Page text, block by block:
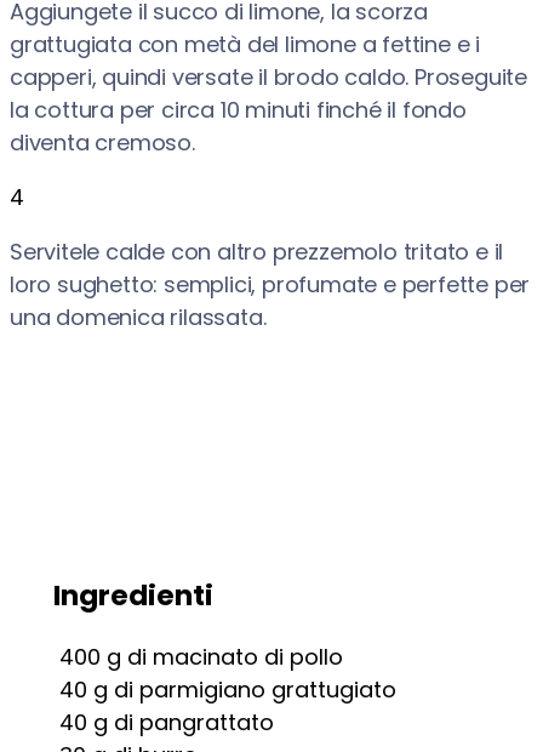
Aggiungete il succo di limone, la scorza
grattugiata con metà del limone a fettine e i
capperi, quindi versate il brodo caldo. Proseguite
la cottura per circa 10 minuti finché il fondo
diventa cremoso.
4
Servitele calde con altro prezzemolo tritato e il
loro sughetto: semplici, profumate e perfette per
una domenica rilassata.
Ingredienti
400 g di macinato di pollo
40 g di parmigiano grattugiato
40 g di pangrattato